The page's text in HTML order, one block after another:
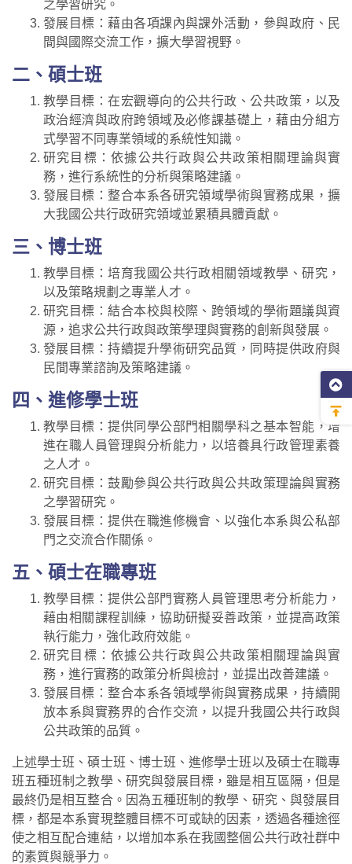
之學習研究。
發展目標：藉由各項課內與課外活動，參與政府、民
間與國際交流工作，擴大學習視野。
二、碩士班
教學目標：在宏觀導向的公共行政、公共政策，以及
政治經濟與政府跨領域及必修課基礎上，藉由分組方
式學習不同專業領域的系統性知識。
研究目標：依據公共行政與公共政策相關理論與實
務，進行系統性的分析與策略建議。
發展目標：整合本系各研究領域學術與實務成果，擴
大我國公共行政研究領域並累積具體貢獻。
三、博士班
教學目標：培育我國公共行政相關領域教學、研究，
以及策略規劃之專業人才。
研究目標：結合本校與校際、跨領域的學術題議與資
源，追求公共行政與政策學理與實務的創新與發展。
發展目標：持續提升學術研究品質，同時提供政府與
民間專業諮詢及策略建議。
四、進修學士班
教學目標：提供同學公部門相關學科之基本智能，增
進在職人員管理與分析能力，以培養具行政管理素養
之人才。
研究目標：鼓勵參與公共行政與公共政策理論與實務
之學習研究。
發展目標：提供在職進修機會、以強化本系與公私部
門之交流合作關係。
五、碩士在職專班
教學目標：提供公部門實務人員管理思考分析能力，
藉由相關課程訓練，協助研擬妥善政策，並提高政策
執行能力，強化政府效能。
研究目標：依據公共行政與公共政策相關理論與實
務，進行實務的政策分析與檢討，並提出改善建議。
發展目標：整合本系各領域學術與實務成果，持續開
放本系與實務界的合作交流，以提升我國公共行政與
公共政策的品質。
上述學士班、碩士班、博士班、進修學士班以及碩士在職專
班五種班制之教學、研究與發展目標，雖是相互區隔，但是
最終仍是相互整合。因為五種班制的教學、研究、與發展目
標，都是本系實現整體目標不可或缺的因素，透過各種途徑
使之相互配合連結，以增加本系在我國整個公共行政社群中
的素質與競爭力。